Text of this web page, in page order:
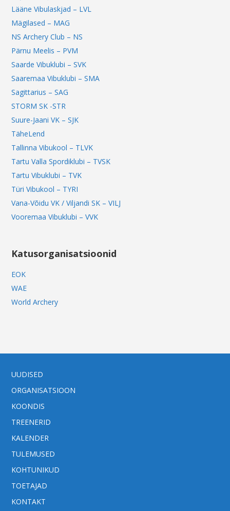
Lääne Vibulaskjad – LVL
Mägilased – MAG
NS Archery Club – NS
Pärnu Meelis – PVM
Saarde Vibuklubi – SVK
Saaremaa Vibuklubi – SMA
Sagittarius – SAG
STORM SK -STR
Suure-Jaani VK – SJK
TäheLend
Tallinna Vibukool – TLVK
Tartu Valla Spordiklubi – TVSK
Tartu Vibuklubi – TVK
Türi Vibukool – TYRI
Vana-Võidu VK / Viljandi SK – VILJ
Vooremaa Vibuklubi – VVK
Katusorganisatsioonid
EOK
WAE
World Archery
UUDISED
ORGANISATSIOON
KOONDIS
TREENERID
KALENDER
TULEMUSED
KOHTUNIKUD
TOETAJAD
KONTAKT